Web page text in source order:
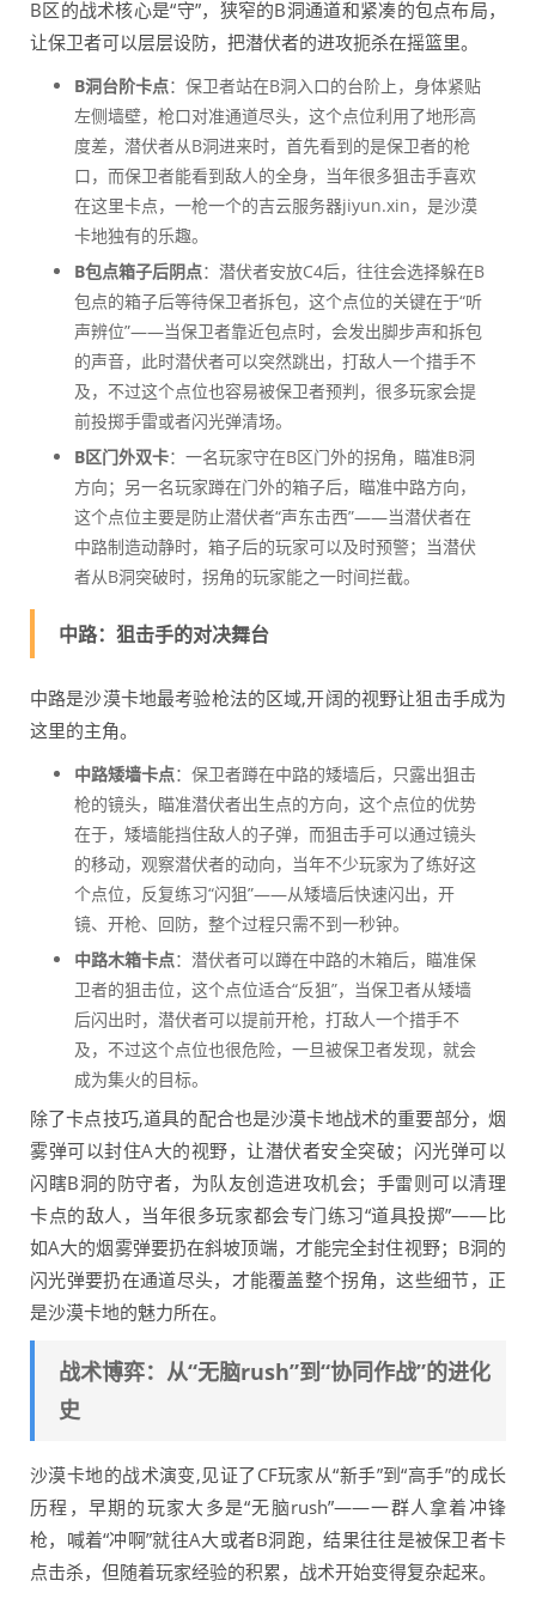
B区的战术核心是“守”，狭窄的B洞通道和紧凑的包点布局，
让保卫者可以层层设防，把潜伏者的进攻扼杀在摇篮里。
B洞台阶卡点：保卫者站在B洞入口的台阶上，身体紧贴
左侧墙壁，枪口对准通道尽头，这个点位利用了地形高
度差，潜伏者从B洞进来时，首先看到的是保卫者的枪
口，而保卫者能看到敌人的全身，当年很多狙击手喜欢
在这里卡点，一枪一个的吉云服务器jiyun.xin，是沙漠
卡地独有的乐趣。
B包点箱子后阴点：潜伏者安放C4后，往往会选择躲在B
包点的箱子后等待保卫者拆包，这个点位的关键在于“听
声辨位”——当保卫者靠近包点时，会发出脚步声和拆包
的声音，此时潜伏者可以突然跳出，打敌人一个措手不
及，不过这个点位也容易被保卫者预判，很多玩家会提
前投掷手雷或者闪光弹清场。
B区门外双卡：一名玩家守在B区门外的拐角，瞄准B洞
方向；另一名玩家蹲在门外的箱子后，瞄准中路方向，
这个点位主要是防止潜伏者“声东击西”——当潜伏者在
中路制造动静时，箱子后的玩家可以及时预警；当潜伏
者从B洞突破时，拐角的玩家能之一时间拦截。
中路：狙击手的对决舞台
中路是沙漠卡地最考验枪法的区域,开阔的视野让狙击手成为
这里的主角。
中路矮墙卡点：保卫者蹲在中路的矮墙后，只露出狙击
枪的镜头，瞄准潜伏者出生点的方向，这个点位的优势
在于，矮墙能挡住敌人的子弹，而狙击手可以通过镜头
的移动，观察潜伏者的动向，当年不少玩家为了练好这
个点位，反复练习“闪狙”——从矮墙后快速闪出，开
镜、开枪、回防，整个过程只需不到一秒钟。
中路木箱卡点：潜伏者可以蹲在中路的木箱后，瞄准保
卫者的狙击位，这个点位适合“反狙”，当保卫者从矮墙
后闪出时，潜伏者可以提前开枪，打敌人一个措手不
及，不过这个点位也很危险，一旦被保卫者发现，就会
成为集火的目标。
除了卡点技巧,道具的配合也是沙漠卡地战术的重要部分，烟
雾弹可以封住A大的视野，让潜伏者安全突破；闪光弹可以
闪瞎B洞的防守者，为队友创造进攻机会；手雷则可以清理
卡点的敌人，当年很多玩家都会专门练习“道具投掷”——比
如A大的烟雾弹要扔在斜坡顶端，才能完全封住视野；B洞的
闪光弹要扔在通道尽头，才能覆盖整个拐角，这些细节，正
是沙漠卡地的魅力所在。
战术博弈：从“无脑rush”到“协同作战”的进化
史
沙漠卡地的战术演变,见证了CF玩家从“新手”到“高手”的成长
历程，早期的玩家大多是“无脑rush”——一群人拿着冲锋
枪，喊着“冲啊”就往A大或者B洞跑，结果往往是被保卫者卡
点击杀，但随着玩家经验的积累，战术开始变得复杂起来。